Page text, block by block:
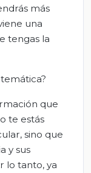
más
una
tengas la
que
te estás
sino que
y sus
lo tanto, ya